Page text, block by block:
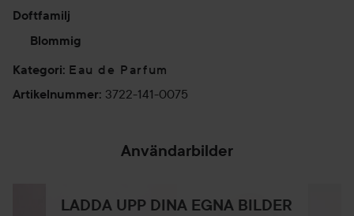
Doftfamilj
Blommig
Kategori: Eau de Parfum
Artikelnummer: 3722-141-0075
Användarbilder
LADDA UPP DINA EGNA BILDER